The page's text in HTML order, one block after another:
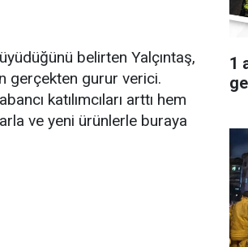
belirten Yalçıntaş,
gerçekten gurur verici.
katılımcıları arttı hem
ve yeni ürünlerle buraya
1